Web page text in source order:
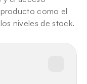
como el
niveles de stock.